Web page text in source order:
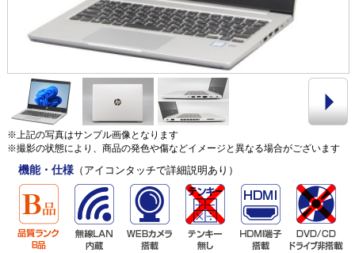
※上記の写真はサンプル画像となります
※撮影の状態により、商品の発色や傷などイメージと異なる場合がございます
機能・仕様（アイコンタッチで詳細説明あり）